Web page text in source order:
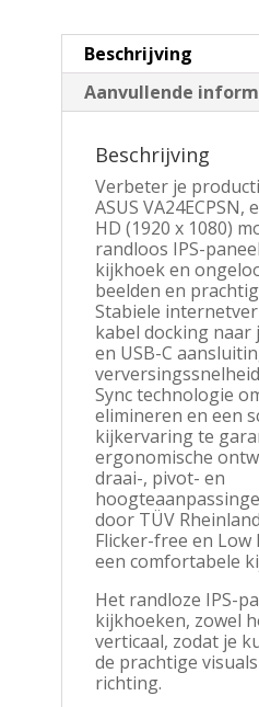
Beschrijving
Aanvullende
Beschrijving
Verbeter je
ASUS VA24ECPSN,
HD (1920 x 1080)
randloos IPS-
kijkhoek en
beelden en
Stabiele
kabel docking naar
en USB-C
Sync technologie
elimineren en een
kijkervaring te
ergonomische
draai-, pivot- en
door TÜV
Flicker-free en
een comfortabele
Het randloze IPS-
kijkhoeken, zowel
verticaal, zodat je
de prachtige
richting.